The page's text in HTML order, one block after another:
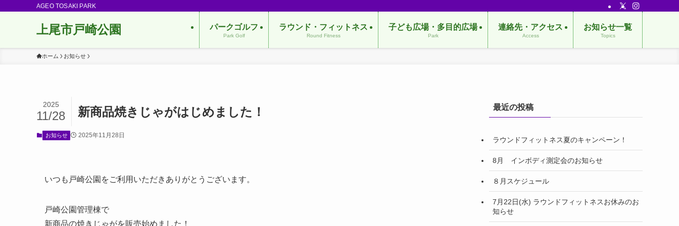
AGEO TOSAKI PARK
上尾市戸崎公園 パークゴルフ
Park Golf
ラウンド・フィットネス
Round Fitness
子ども広場・多目的広場
Park
連絡先・アクセス
Access
お知らせ一覧
Topics
ホーム お知らせ
新商品焼きじゃがはじめました！
2025
11/28
お知らせ 2025年11月28日
いつも戸崎公園をご利用いただきありがとうございます。
戸崎公園管理棟で
新商品の焼きじゃがを販売始めました！
最近の投稿
ラウンドフィットネス夏のキャンペーン！
8月 インボディ測定会のお知らせ
８月スケジュール
7月22日(水) ラウンドフィットネスお休みのお
知らせ